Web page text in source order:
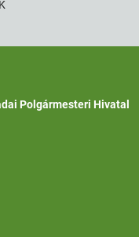
Polgármesteri Hivatal